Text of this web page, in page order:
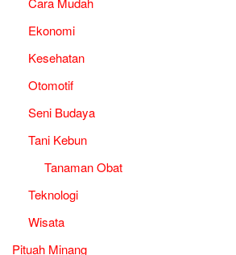
Ekonomi
Kesehatan
Otomotif
Seni Budaya
Tani Kebun
Tanaman Obat
Teknologi
Wisata
Pituah Minang